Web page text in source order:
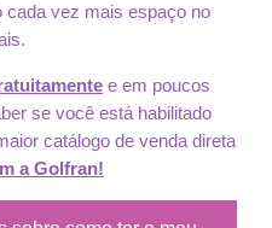
cada vez mais espaço no
e em poucos
se você está habilitado
catálogo de venda direta
a Golfran!